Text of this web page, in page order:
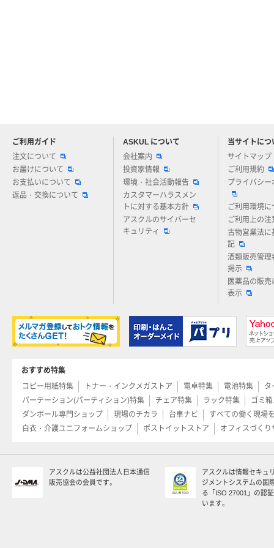
ご利用ガイド
注文について
お届けについて
お支払いについて
返品・交換について
ASKUL について
会社案内
投資家情報
環境・社会活動報告
カスタマーハラスメン
トに対する基本方針
アスクルのサイバーセ
キュリティ
当サイトにつ
サイトマップ
ご利用規約
プライバシー
ご利用環境に
ご利用上の注
古物営業法に
記
酒類販売管理
掲示
医薬品の販売
表示
アスクルについてお気軽にご質問ください
おすすめ特集
コピー用紙特集
トナー・インクメガストア 電卓特集 電池特集
タ
パーテーション(パーティション)特集
チェア特集 ラック特集
ゴミ
ダンボール専門ショップ
現場のチカラ 台車ナビ
すべての働く現場
白衣・介護ユニフォームショップ
ポストイットストア オフィスづくり
アスクルは公益社団法人日本通信
販売協会の会員です。
アスクルは情報セキュ
ジメントシステムの国
る「ISO 27001」の認
います。